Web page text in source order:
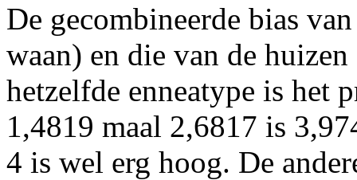
De gecombineerde bias
waan) en die van de
hetzelfde enneatype is het
1,4819 maal 2,6817 is
4 is wel erg hoog. De